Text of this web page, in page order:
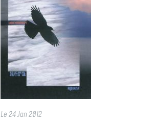
Le24 Jan 2012